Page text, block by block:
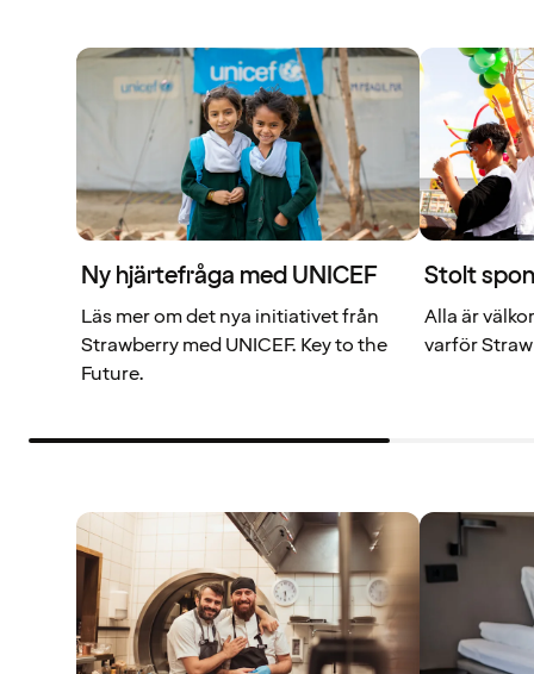
Ny hjärtefråga med UNICEF
Läs mer om det nya initiativet från
Strawberry med UNICEF. Key to the
Future.
Stolt
Alla är
varför